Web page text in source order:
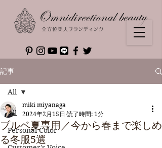
記事
All
Personal Color
All
ブルベ夏専用／今から春まで楽しめ
る冬服5選
miki miyanaga
2024年2月15日 読了時間: 1分